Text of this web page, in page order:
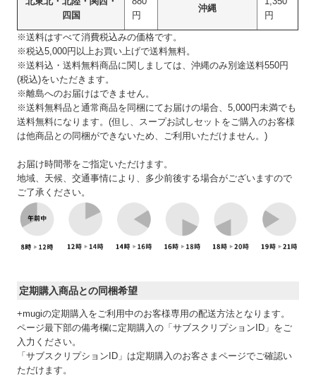
四国
円
沖縄
円
※送料はすべて消費税込みの価格です。
※税込5,000円以上お買い上げで送料無料。
※送料込・送料無料商品に関しましては、沖縄のみ別途送料550円
(税込)をいただきます。
※離島へのお届けはできません。
※送料無料品と通常商品を同梱にてお届けの場合、5,000円未満でも
送料無料になります。(但し、スープお試しセットをご購入のお客様
は他商品との同梱ができないため、ご利用いただけません。)
お届け時間帯をご指定いただけます。
地域、天候、交通事情により、多少前後する場合がございますので
ご了承ください。
定期購入商品との同梱希望
+mugiの定期購入をご利用中のお客様専用の配送方法となります。
ページ最下部の備考欄に定期購入の「サブスクリプションID」をご
入力ください。
「サブスクリプションID」は定期購入のお客さまページでご確認い
ただけます。